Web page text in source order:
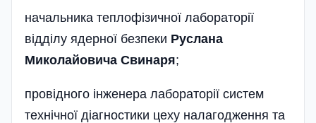
начальника теплофізичної лабо­раторії
відділу ядерної безпеки Руслана
Миколайовича Свинаря;
провідного інженера лабораторії систем
технічної діагностики цеху налагодження та